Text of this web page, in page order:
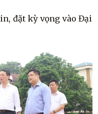
đặt kỳ vọng vào Đại